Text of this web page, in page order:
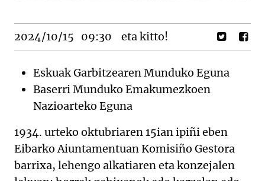
2024/10/15 09:30 eta kitto!
Eskuak Garbitzearen Munduko Eguna
Baserri Munduko Emakumezkoen
Nazioarteko Eguna
1934. urteko oktubriaren 15ian ipiñi eben
Eibarko Aiuntamentuan Komisiño Gestora
barrixa, lehengo alkatiaren eta konzejalen